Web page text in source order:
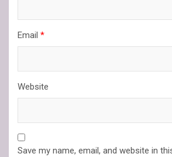
Email *
Website
Save my name, email, and website in